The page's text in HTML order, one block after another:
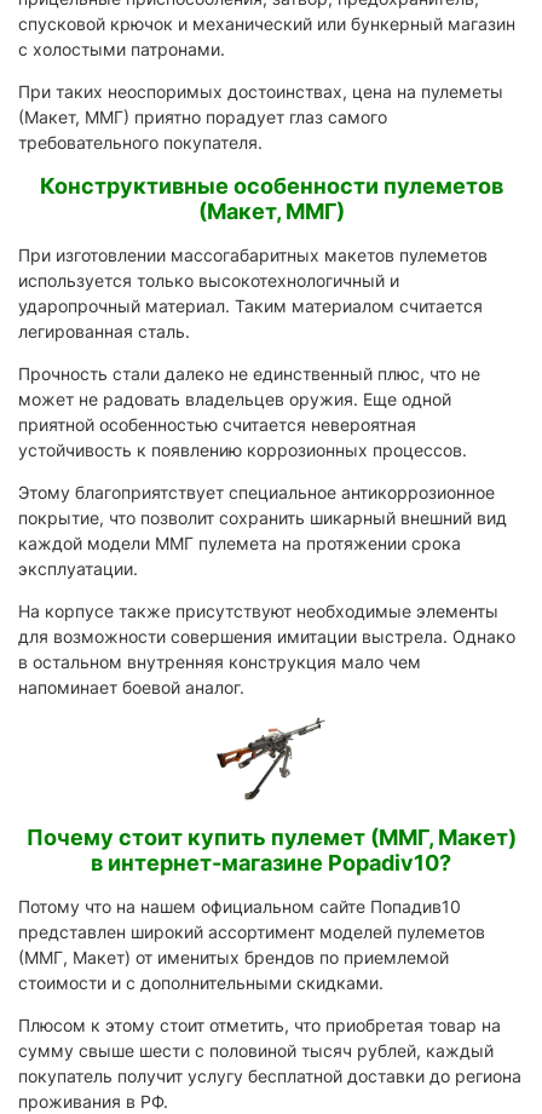
спусковой крючок и механический или бункерный магазин
с холостыми патронами.
При таких неоспоримых достоинствах, цена на пулеметы
(Макет, ММГ) приятно порадует глаз самого
требовательного покупателя.
Конструктивные особенности пулеметов
(Макет, ММГ)
При изготовлении массогабаритных макетов пулеметов
используется только высокотехнологичный и
ударопрочный материал. Таким материалом считается
легированная сталь.
Прочность стали далеко не единственный плюс, что не
может не радовать владельцев оружия. Еще одной
приятной особенностью считается невероятная
устойчивость к появлению коррозионных процессов.
Этому благоприятствует специальное антикоррозионное
покрытие, что позволит сохранить шикарный внешний вид
каждой модели ММГ пулемета на протяжении срока
эксплуатации.
На корпусе также присутствуют необходимые элементы
для возможности совершения имитации выстрела. Однако
в остальном внутренняя конструкция мало чем
напоминает боевой аналог.
Почему стоит купить пулемет (ММГ, Макет)
в интернет-магазине Popadiv10?
Потому что на нашем официальном сайте Попадив10
представлен широкий ассортимент моделей пулеметов
(ММГ, Макет) от именитых брендов по приемлемой
стоимости и с дополнительными скидками.
Плюсом к этому стоит отметить, что приобретая товар на
сумму свыше шести с половиной тысяч рублей, каждый
покупатель получит услугу бесплатной доставки до региона
проживания в РФ.